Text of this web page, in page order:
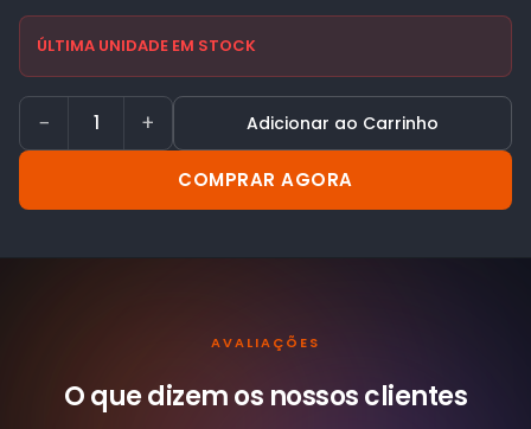
ÚLTIMA UNIDADE EM STOCK
− + Adicionar ao Carrinho
COMPRAR AGORA
AVALIAÇÕES
O que dizem os nossosclientes